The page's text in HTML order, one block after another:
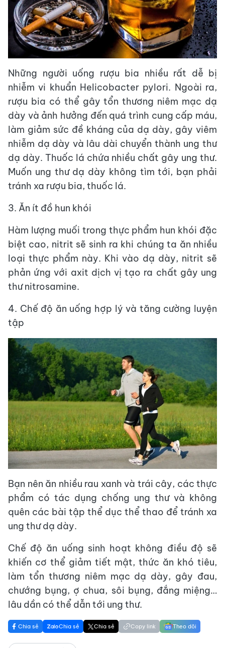
Những người uống rượu bia nhiều rất dễ bị
nhiễm vi khuẩn Helicobacter pylori. Ngoài ra,
rượu bia có thể gây tổn thương niêm mạc dạ
dày và ảnh hưởng đến quá trình cung cấp máu,
làm giảm sức đề kháng của dạ dày, gây viêm
nhiễm dạ dày và lâu dài chuyển thành ung thư
dạ dày. Thuốc lá chứa nhiều chất gây ung thư.
Muốn ung thư dạ dày không tìm tới, bạn phải
tránh xa rượu bia, thuốc lá.
3. Ăn ít đồ hun khói
Hàm lượng muối trong thực phẩm hun khói đặc
biệt cao, nitrit sẽ sinh ra khi chúng ta ăn nhiều
loại thực phẩm này. Khi vào dạ dày, nitrit sẽ
phản ứng với axit dịch vị tạo ra chất gây ung
thư nitrosamine.
4. Chế độ ăn uống hợp lý và tăng cường luyện
tập
Bạn nên ăn nhiều rau xanh và trái cây, các thực
phẩm có tác dụng chống ung thư và không
quên các bài tập thể dục thể thao để tránh xa
ung thư dạ dày.
Chế độ ăn uống sinh hoạt không điều độ sẽ
khiến cơ thể giảm tiết mật, thức ăn khó tiêu,
làm tổn thương niêm mạc dạ dày, gây đau,
chướng bụng, ợ chua, sôi bụng, đắng miệng…
lâu dần có thể dẫn tới ung thư.
Chia sẻ Chia sẻ Chia sẻ Copy link Theo dõi